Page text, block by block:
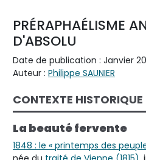
PRÉRAPHAÉLISME
D'ABSOLU
Date de publication : Janvier
Auteur : Philippe SAUNIER
CONTEXTE HISTORIQUE
La beauté fervente
1848 : le « printemps des